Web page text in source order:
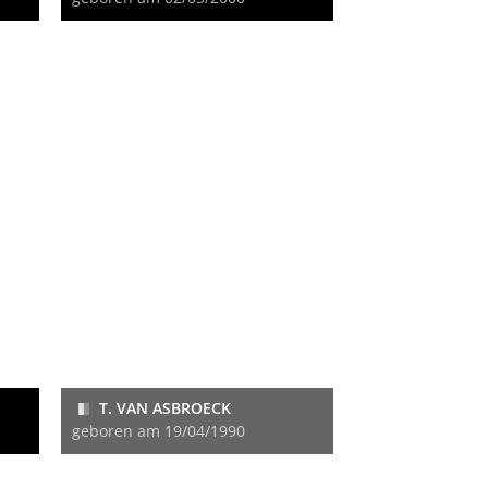
T. VAN ASBROECK
geboren am 19/04/1990